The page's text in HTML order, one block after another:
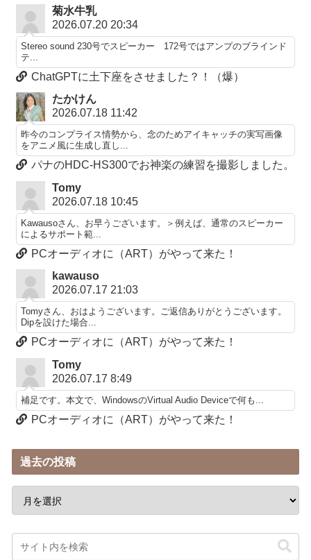
菊水牛乳
2026.07.20 20:34
Stereo sound 230号でスピーカー 172号ではアンプのブラインド
テ...
ChatGPTに土下座をさせました？！（爆）
たかけん
2026.07.18 11:42
昨今のコンプライス情勢から、念のためアイキャッチの実写画像
をアニメ風に生成し直し...
パナのHDC-HS300でお神楽の練習を撮影しました。
Tomy
2026.07.18 10:45
Kawausoさん、お早うございます。＞例えば、通常のスピーカー
によるサポート範...
PCオーディオに（ART）がやって来た！
kawauso
2026.07.17 21:03
Tomyさん、おはようございます。ご返信ありがとうございます。
Dipを設けた場合...
PCオーディオに（ART）がやって来た！
Tomy
2026.07.17 8:49
補足です。本文で、WindowsのVirtual Audio Deviceで何も...
PCオーディオに（ART）がやって来た！
過去の投稿